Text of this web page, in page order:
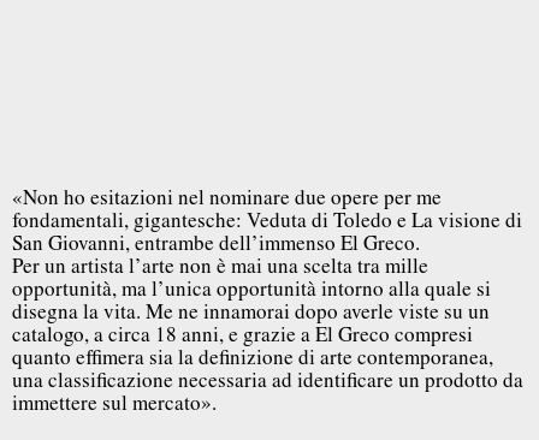
«Non ho esitazioni nel nominare due opere per me
fondamentali, gigantesche: Veduta di Toledo e La visione di
San Giovanni, entrambe dell’immenso El Greco.
Per un artista l’arte non è mai una scelta tra mille
opportunità, ma l’unica opportunità intorno alla quale si
disegna la vita. Me ne innamorai dopo averle viste su un
catalogo, a circa 18 anni, e grazie a El Greco compresi
quanto effimera sia la definizione di arte contemporanea,
una classificazione necessaria ad identificare un prodotto da
immettere sul mercato».